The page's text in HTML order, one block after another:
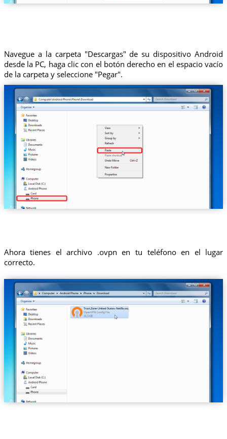
Navegue a la carpeta "Descargas" de su dispositivo Android
desde la PC, haga clic con el botón derecho en el espacio vacío
de la carpeta y seleccione "Pegar".
Ahora tienes el archivo .ovpn en tu teléfono en el lugar
correcto.
Trust.Zone-United-States-Netflix.ovpn